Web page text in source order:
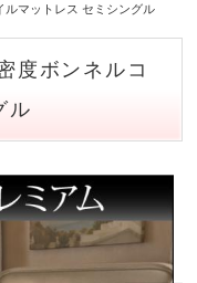
ルマットレス セミシングル
度ボンネルコ
ル